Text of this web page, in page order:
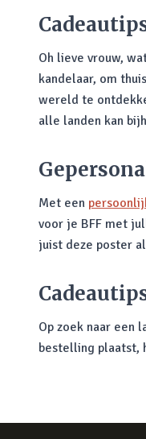
Oh lieve vrouw,
kandelaar, om
wereld te
alle landen kan
Met een
voor je BFF met
juist deze poster
Op zoek naar een
bestelling plaatst,